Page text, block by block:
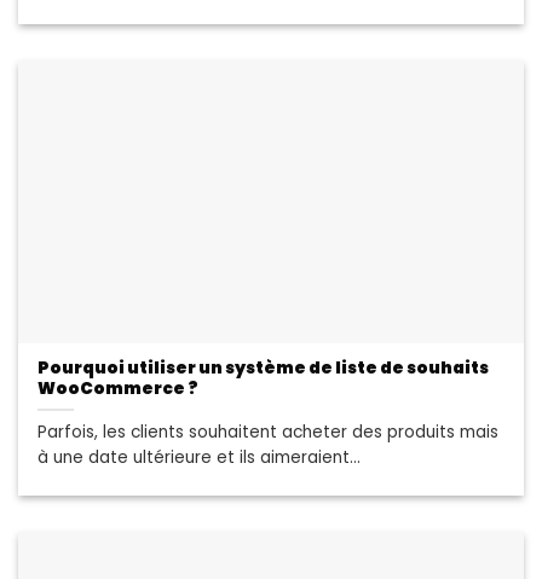
Pourquoi utiliser un système de liste de souhaits
WooCommerce ?
Parfois, les clients souhaitent acheter des produits mais
à une date ultérieure et ils aimeraient...